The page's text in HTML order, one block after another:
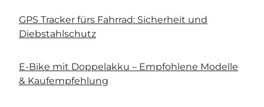
GPS Tracker fürs Fahrrad: Sicherheit und
Diebstahlschutz
E-Bike mit Doppelakku – Empfohlene Modelle
& Kaufempfehlung